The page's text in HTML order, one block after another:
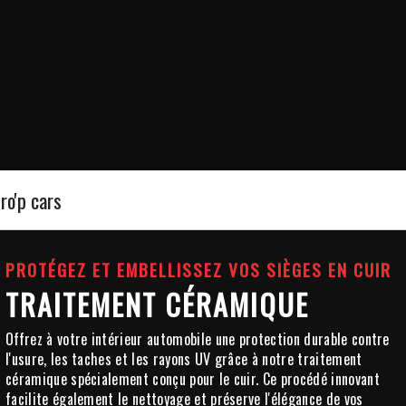
cars
PROTÉGEZ ET EMBELLISSEZ VOS SIÈGES EN CUIR
TRAITEMENT CÉRAMIQUE
Offrez à votre intérieur automobile une protection durable contre
l'usure, les taches et les rayons UV grâce à notre traitement
céramique spécialement conçu pour le cuir. Ce procédé innovant
facilite également le nettoyage et préserve l'élégance de vos